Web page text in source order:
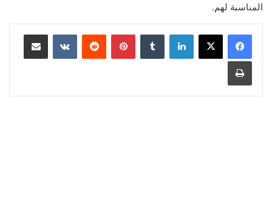
المناسبة لهم.
لينكدإن بينتيريست